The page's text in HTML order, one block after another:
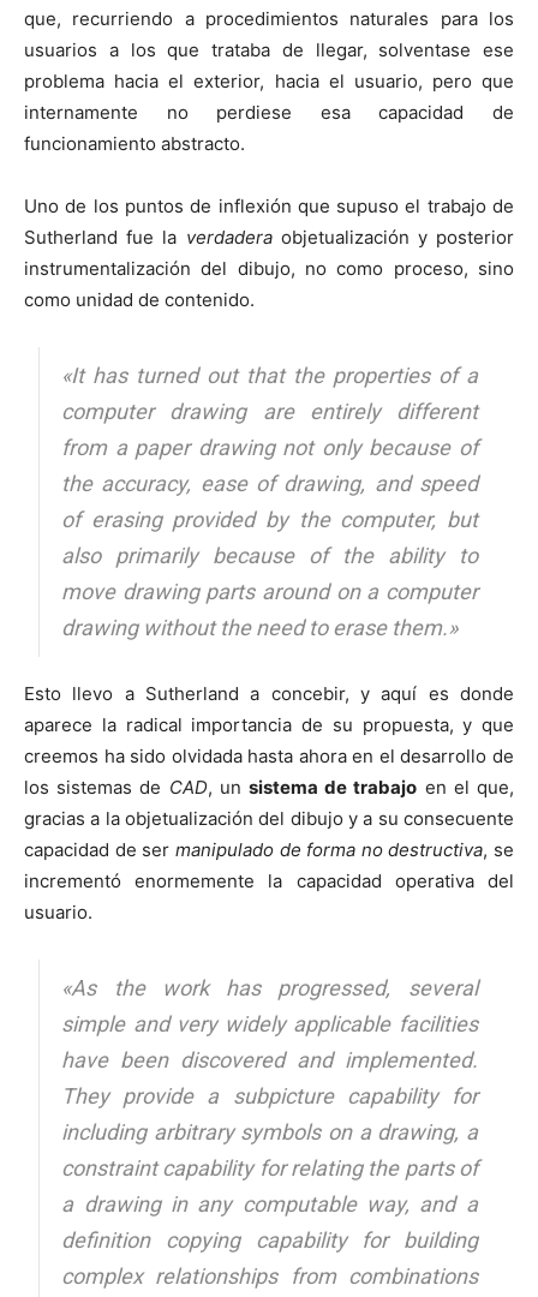
que, recurriendo a procedimientos naturales para los
usuarios a los que trataba de llegar, solventase ese
problema hacia el exterior, hacia el usuario, pero que
internamente no perdiese esa capacidad de
funcionamiento abstracto.
Uno de los puntos de inflexión que supuso el trabajo de
Sutherland fue la verdaderaobjetualización y posterior
instrumentalización del dibujo, no como proceso, sino
como unidad de contenido.
«It has turned out that the properties of a
computer drawing are entirely different
from a paper drawing not only because of
the accuracy, ease of drawing, and speed
of erasing provided by the computer, but
also primarily because of the ability to
move drawing parts around on a computer
drawing without the need to erase them.»
Esto llevo a Sutherland a concebir, y aquí es donde
aparece la radical importancia de su propuesta, y que
creemos ha sido olvidada hasta ahora en el desarrollo de
los sistemas de CAD, unsistema de trabajo en el que,
gracias a la objetualización del dibujo y a su consecuente
capacidad de ser manipulado de forma no destructiva, se
incrementó enormemente la capacidad operativa del
usuario.
«As the work has progressed, several
simple and very widely applicable facilities
have been discovered and implemented.
They provide a subpicture capability for
including arbitrary symbols on a drawing, a
constraint capability for relating the parts of
a drawing in any computable way, and a
definition copying capability for building
complex relationships from combinations